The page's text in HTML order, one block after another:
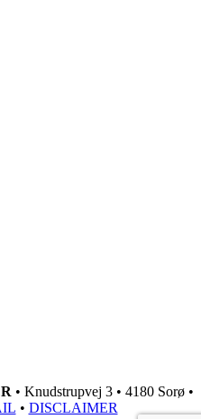
• Knudstrupvej 3 • 4180 Sorø •
• DISCLAIMER